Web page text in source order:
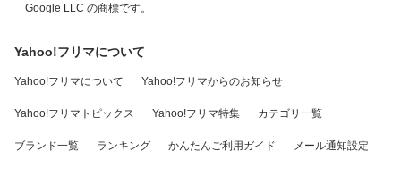
Google LLC の商標です。
Yahoo!フリマについて
Yahoo!フリマについて Yahoo!フリマからのお知らせ
Yahoo!フリマトピックス Yahoo!フリマ特集 カテゴリ一覧
ブランド一覧 ランキング かんたんご利用ガイド メール通知設定